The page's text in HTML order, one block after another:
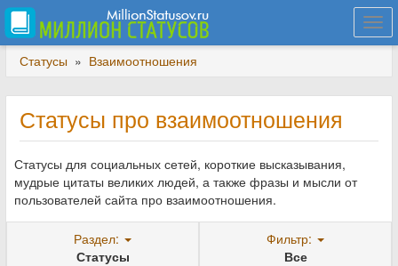
Статусы » Взаимоотношения
Статусы про взаимоотношения
Статусы для социальных сетей, короткие высказывания,
мудрые цитаты великих людей, а также фразы и мысли от
пользователей сайта про взаимоотношения.
Раздел:
Статусы
Фильтр:
Все